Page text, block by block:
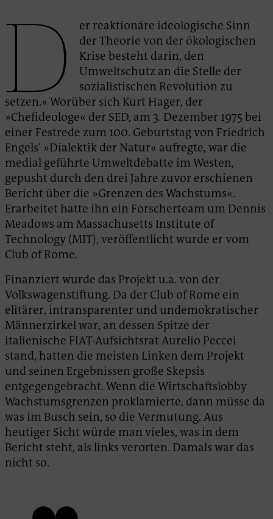
D
er reaktionäre ideologische Sinn
der Theorie von der ökologischen
Krise besteht darin, den
Umweltschutz an die Stelle der
sozialistischen Revolution zu
setzen.« Worüber sich Kurt Hager, der
»Chefideologe« der SED, am 3. Dezember 1975 bei
einer Festrede zum 100. Geburtstag von Friedrich
Engels’ »Dialektik der Natur« aufregte, war die
medial geführte Umweltdebatte im Westen,
gepusht durch den drei Jahre zuvor erschienen
Bericht über die »Grenzen des Wachstums«.
Erarbeitet hatte ihn ein Forscherteam um Dennis
Meadows am Massachusetts Institute of
Technology (MIT), veröffentlicht wurde er vom
Club of Rome.
Finanziert wurde das Projekt u.a. von der
Volkswagenstiftung. Da der Club of Rome ein
elitärer, intransparenter und undemokratischer
Männerzirkel war, an dessen Spitze der
italienische FIAT-Aufsichtsrat Aurelio Peccei
stand, hatten die meisten Linken dem Projekt
und seinen Ergebnissen große Skepsis
entgegengebracht. Wenn die Wirtschaftslobby
Wachstumsgrenzen proklamierte, dann müsse da
was im Busch sein, so die Vermutung. Aus
heutiger Sicht würde man vieles, was in dem
Bericht steht, als links verorten. Damals war das
nicht so.